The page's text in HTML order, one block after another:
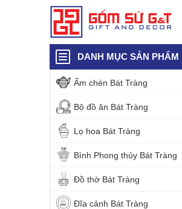
DANH MỤC SẢN PHẨM
Ấm chén Bát Tràng
Bộ đồ ăn Bát Tràng
Lọ hoa Bát Tràng
Bình Phong thủy Bát Tràng
Đồ thờ Bát Tràng
Đĩa cảnh Bát Tràng